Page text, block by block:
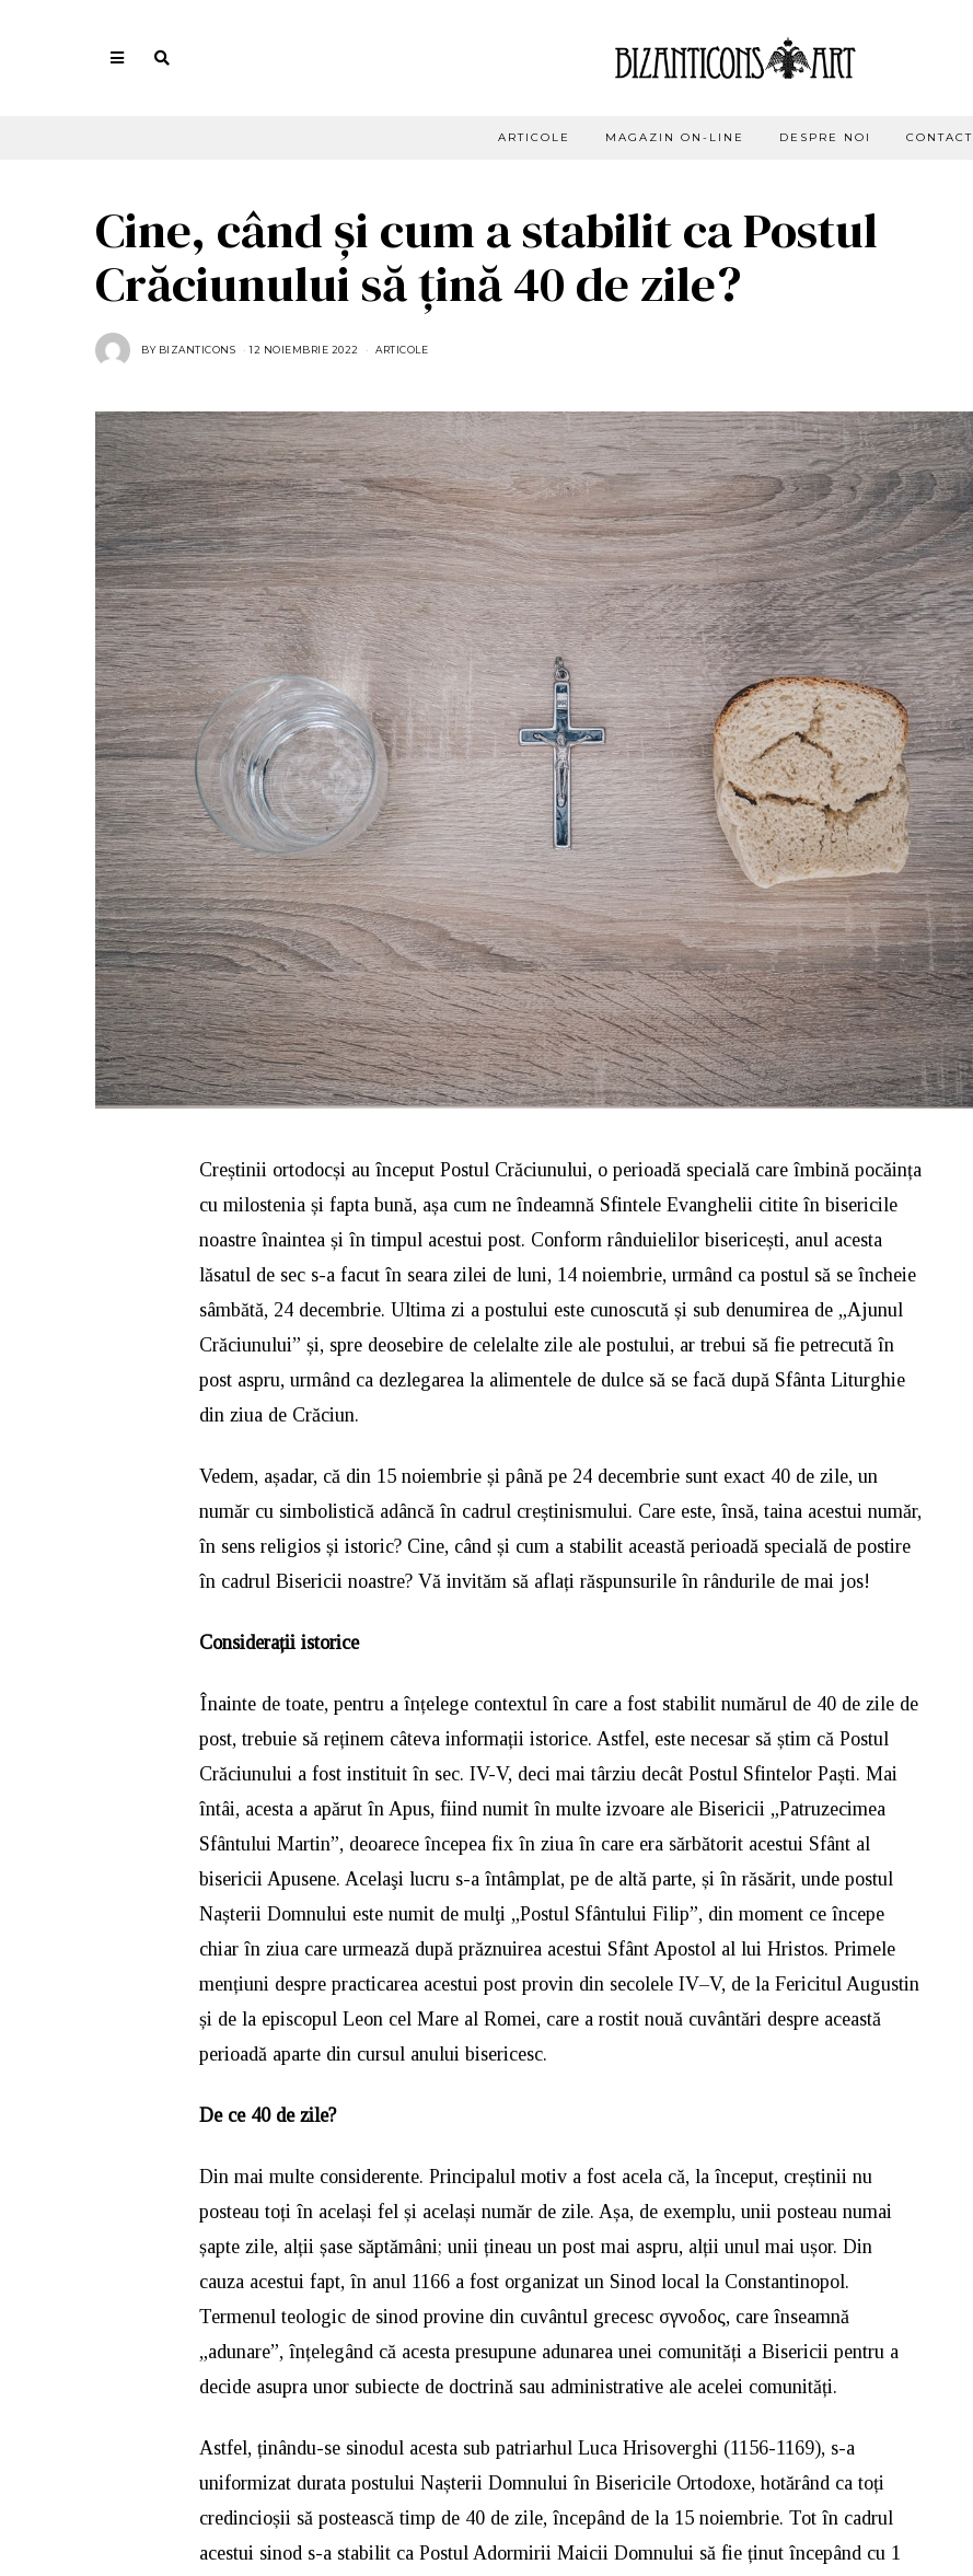
ARTICOLE MAGAZIN ON-LINE DESPRE NOI CONTACT
Cine, când și cuma stabilit ca Postul
Crăciunului să țină 40 de zile?
BY BIZANTICONS 12 NOIEMBRIE 2022
E
M
B
R
I
E
2
0
2
2
ARTICOLE
Creștinii ortodocși au început Postul Crăciunului, o perioadă specială care îmbină pocăința
cu milostenia și fapta bună, așa cum ne îndeamnă Sfintele Evanghelii citite în bisericile
noastre înaintea și în timpul acestui post. Conform rânduielilor bisericești, anul acesta
lăsatul de sec s-a facut în seara zilei de luni, 14 noiembrie, urmând ca postul să se încheie
sâmbătă, 24 decembrie. Ultima zi a postului este cunoscută și sub denumirea de „Ajunul
Crăciunului” și, spre deosebire de celelalte zile ale postului, ar trebui să fie petrecută în
post aspru, urmând ca dezlegarea la alimentele de dulce să se facă după Sfânta Liturghie
din ziua de Crăciun.
Vedem, așadar, că din 15 noiembrie și până pe 24 decembrie sunt exact 40 de zile, un
număr cu simbolistică adâncă în cadrul creștinismului. Care este, însă, taina acestui număr,
în sens religios și istoric? Cine, când și cum a stabilit această perioadă specială de postire
în cadrul Bisericii noastre? Vă invităm să aflați răspunsurile în rândurile de mai jos!
Considerații istorice
Înainte de toate, pentru a înțelege contextul în care a fost stabilit numărul de 40 de zile de
post, trebuie să reținem câteva informații istorice. Astfel, este necesar să știm că Postul
Crăciunului a fost instituit în sec. IV-V, deci mai târziu decât Postul Sfintelor Paști. Mai
întâi, acesta a apărut în Apus, fiind numit în multe izvoare ale Bisericii „Patruzecimea
Sfântului Martin”, deoarece începea fix în ziua în care era sărbătorit acestui Sfânt al
bisericii Apusene. Acelaşi lucru s-a întâmplat, pe de altă parte, și în răsărit, unde postul
Nașterii Domnului este numit de mulţi „Postul Sfântului Filip”, din moment ce începe
chiar în ziua care urmează după prăznuirea acestui Sfânt Apostol al lui Hristos. Primele
mențiuni despre practicarea acestui post provin din secolele IV–V, de la Fericitul Augustin
și de la episcopul Leon cel Mare al Romei, care a rostit nouă cuvântări despre această
perioadă aparte din cursul anului bisericesc.
De ce 40 de zile?
Din mai multe considerente. Principalul motiv a fost acela că, la început, creștinii nu
posteau toți în același fel și același număr de zile. Așa, de exemplu, unii posteau numai
șapte zile, alții șase săptămâni; unii țineau un post mai aspru, alții unul mai ușor. Din
cauza acestui fapt, în anul 1166 a fost organizat un Sinod local la Constantinopol.
Termenul teologic de sinod provine din cuvântul grecesc σγνοδος, care înseamnă
„adunare”, înțelegând că acesta presupune adunarea unei comunități a Bisericii pentru a
decide asupra unor subiecte de doctrină sau administrative ale acelei comunități.
Astfel, ținându-se sinodul acesta sub patriarhul Luca Hrisoverghi (1156-1169), s-a
uniformizat durata postului Nașterii Domnului în Bisericile Ortodoxe, hotărând ca toți
credincioșii să postească timp de 40 de zile, începând de la 15 noiembrie. Tot în cadrul
acestui sinod s-a stabilit ca Postul Adormirii Maicii Domnului să fie ținut începând cu 1